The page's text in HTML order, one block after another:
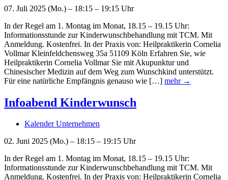
07. Juli 2025 (Mo.) – 18:15 – 19:15 Uhr
In der Regel am 1. Montag im Monat, 18.15 – 19.15 Uhr:
Informationsstunde zur Kinderwunschbehandlung mit TCM. Mit
Anmeldung. Kostenfrei. In der Praxis von: Heilpraktikerin Cornelia
Vollmar Kleinfeldchensweg 35a 51109 Köln Erfahren Sie, wie
Heilpraktikerin Cornelia Vollmar Sie mit Akupunktur und
Chinesischer Medizin auf dem Weg zum Wunschkind unterstützt.
Für eine natürliche Empfängnis genauso wie […] mehr →
Infoabend Kinderwunsch
Kalender Unternehmen
02. Juni 2025 (Mo.) – 18:15 – 19:15 Uhr
In der Regel am 1. Montag im Monat, 18.15 – 19.15 Uhr:
Informationsstunde zur Kinderwunschbehandlung mit TCM. Mit
Anmeldung. Kostenfrei. In der Praxis von: Heilpraktikerin Cornelia